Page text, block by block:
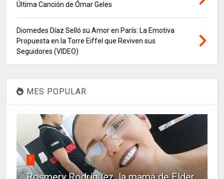
Última Canción de Ómar Geles
Diomedes Díaz Selló su Amor en París: La Emotiva
Propuesta en la Torre Eiffel que Reviven sus
Seguidores (VIDEO)
MES POPULAR
1